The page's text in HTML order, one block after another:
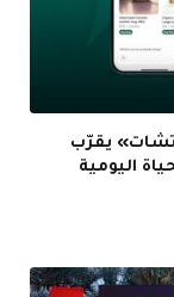
يقرّب
اليومية